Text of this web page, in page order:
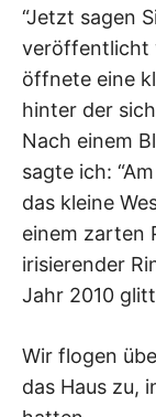
“Jetzt sagen
veröffentlicht
öffnete eine
hinter der
Nach einem
sagte ich:
das kleine
einem zarten
irisierender
Jahr 2010
Wir flogen
das Haus zu,